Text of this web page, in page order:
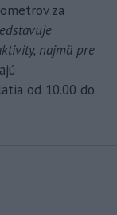
za
najmä pre
od 10.00 do